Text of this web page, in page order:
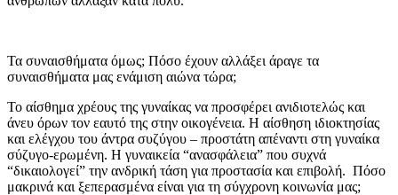
Τα συναισθήματα όμως; Πόσο έχουν αλλάξει άραγε τα
συναισθήματα μας ενάμιση αιώνα τώρα;
Το αίσθημα χρέους της γυναίκας να προσφέρει ανιδιοτελώς και
άνευ όρων τον εαυτό της στην οικογένεια. H αίσθηση ιδιοκτησίας
και ελέγχου του άντρα συζύγου – προστάτη απέναντι στη γυναίκα
σύζυγο-ερωμένη. Η γυναικεία “ανασφάλεια” που συχνά
“δικαιολογεί” την ανδρική τάση για προστασία και επιβολή. Πόσο
μακρινά και ξεπερασμένα είναι για τη σύγχρονη κοινωνία μας;